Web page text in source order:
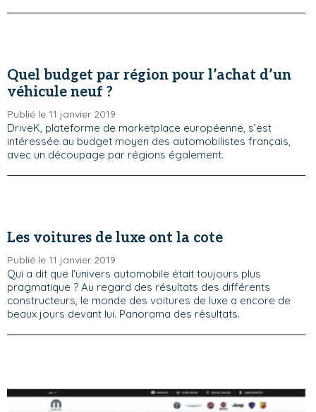
Quel budget par région pour l’achat d’un
véhicule neuf ?
Publié le 11 janvier 2019
DriveK, plateforme de marketplace européenne, s’est
intéressée au budget moyen des automobilistes français,
avec un découpage par régions également.
Les voitures de luxe ont la cote
Publié le 11 janvier 2019
Qui a dit que l'univers automobile était toujours plus
pragmatique ? Au regard des résultats des différents
constructeurs, le monde des voitures de luxe a encore de
beaux jours devant lui. Panorama des résultats.